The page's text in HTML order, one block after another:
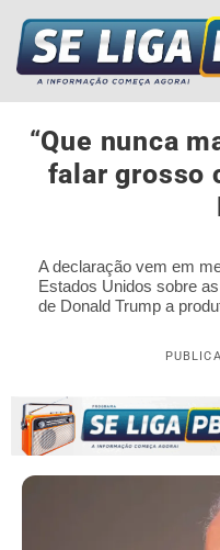
“Que nunca
falar grosso
A declaração vem em
Estados Unidos sobre
de Donald Trump a